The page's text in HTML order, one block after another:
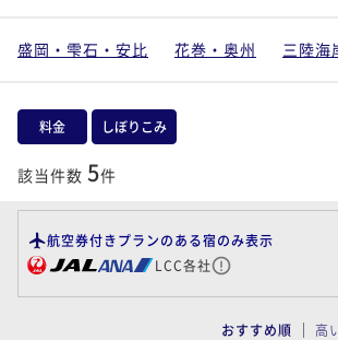
盛岡・雫石・安比 花巻・奥州 三陸海
料金 しぼりこみ
該当件数 5件
航空券付きプランのある宿のみ表示
LCC各社
おすすめ順 高